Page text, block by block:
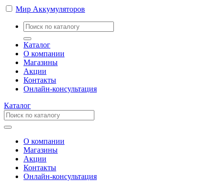
Мир Аккумуляторов
Каталог
О компании
Магазины
Акции
Контакты
Онлайн-консультация
Каталог
О компании
Магазины
Акции
Контакты
Онлайн-консультация